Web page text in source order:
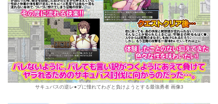
サキュバスの逆レ●プに憧れてわざと負けようとする最強勇者 画像3